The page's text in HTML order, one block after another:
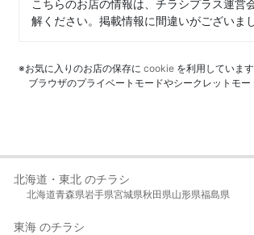
こちらのお店の情報は、チラシプラス運
解ください。掲載情報に間違いがございま
※お気に入りのお店の保存に cookie を利用しています
ブラウザのプライベートモードやシークレットモ
北海道・東北 のチラシ
北海道青森県岩手県宮城県秋田県山形県福島県
東海 のチラシ